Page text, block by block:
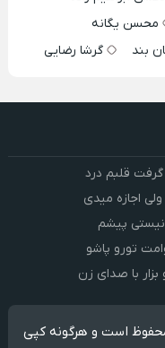
محسن یگانه
بند گرشا رضایی
گرفت قلبم درد
اجازه میدی
نیستی پیشم
تورو پاشو
با صدای زن
است و هرگونه کپی